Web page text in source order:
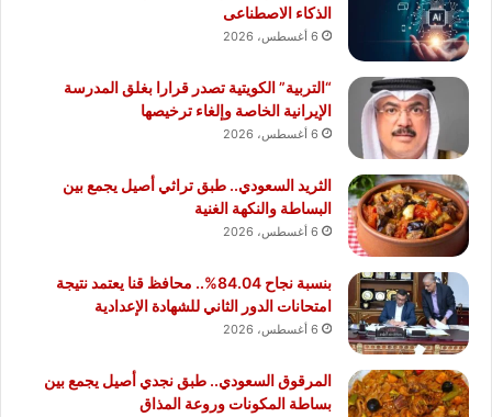
الذكاء الاصطناعى
6 أغسطس، 2026
“التربية” الكويتية تصدر قرارا بغلق المدرسة
الإيرانية الخاصة وإلغاء ترخيصها
6 أغسطس، 2026
الثريد السعودي.. طبق تراثي أصيل يجمع بين
البساطة والنكهة الغنية
6 أغسطس، 2026
بنسبة نجاح 84.04%.. محافظ قنا يعتمد نتيجة
امتحانات الدور الثاني للشهادة الإعدادية
6 أغسطس، 2026
المرقوق السعودي.. طبق نجدي أصيل يجمع بين
بساطة المكونات وروعة المذاق